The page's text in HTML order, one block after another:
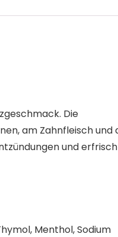
Die
am Zahnfleisch und
und
Menthol, Sodium